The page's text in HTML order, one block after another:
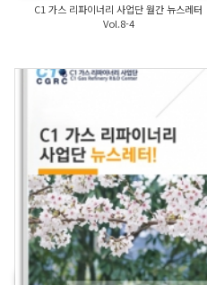
C1 가스 리파이너리 사업단 월간 뉴스레터
Vol.8-4